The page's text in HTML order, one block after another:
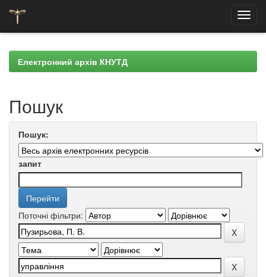
navigationЕлектронний архів КНУТД
Пошук
Пошук:
запит
Поточні фільтри: